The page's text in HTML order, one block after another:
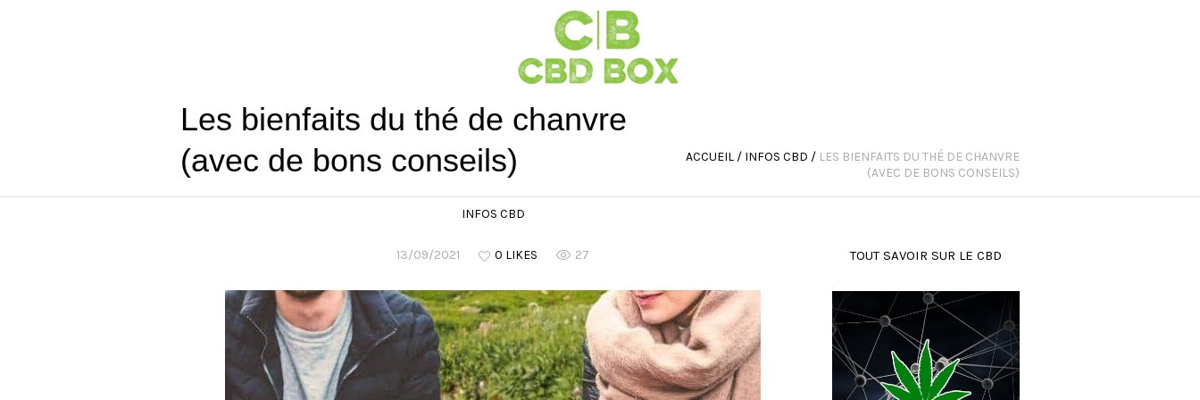
Les bienfaits du thé de chanvre
(avec de bons conseils)
ACCUEIL / INFOS CBD / LES BIENFAITS DU THÉ DE CHANVRE
(AVEC DE BONS CONSEILS)
INFOS CBD
13/09/2021 0 LIKES 27 TOUT SAVOIR SUR LE CBD